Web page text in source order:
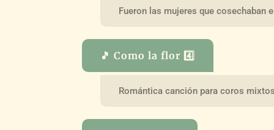
Fueron las mujeres que cosechaban
🎵 Como la flor 4️⃣
Romántica canción para coros